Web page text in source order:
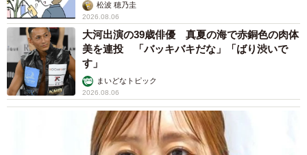
松波 穂乃圭
2026.08.06
大河出演の39歳俳優 真夏の海で赤銅色の肉体
美を連投 「バッキバキだな」「ばり渋いで
す」
まいどなトピック
2026.08.06